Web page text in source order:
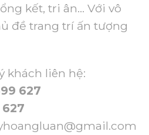
kết, tri ân… Với vô
đề trang trí ấn tượng
khách liên hệ:
627